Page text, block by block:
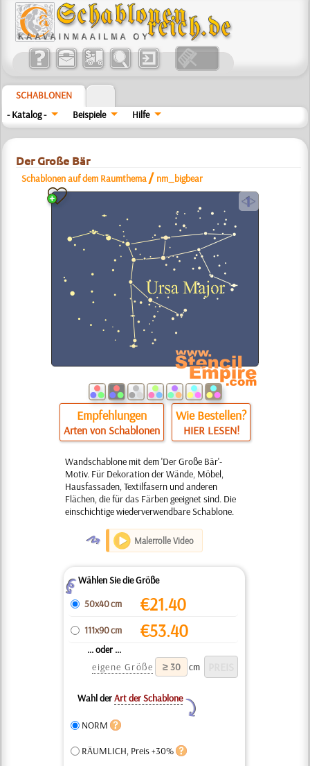
SCHABLONEN
- Katalog -
Beispiele Hilfe
Der Große Bär
Schablonen auf dem Raumthema / nm_bigbear
a
Empfehlungen
Arten von Schablonen
Wie Bestellen?
HIER LESEN!
Wandschablone mit dem 'Der Große Bär'-
Motiv. Für Dekoration der Wände, Möbel,
Hausfassaden, Textilfasern und anderen
Flächen, die für das Färben geeignet sind. Die
einschichtige wiederverwendbare Schablone.
O Malerrolle Video
ZWählen Sie die Größe
50x40 cm
€21.40
111x90 cm €53.40
... oder ...
eigene Größe
cm
Wahl derArt der Schablone
Y
NORM
RÄUMLICH, Preis +30%